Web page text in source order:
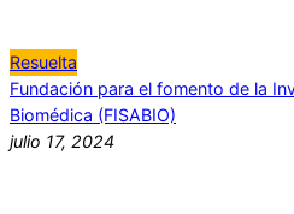
Resuelta
Fundación para el fomento de la
Biomédica (FISABIO)
julio 17, 2024